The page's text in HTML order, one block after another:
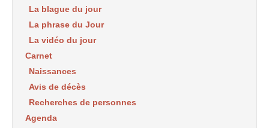
La blague du jour
La phrase du Jour
La vidéo du jour
Carnet
Naissances
Avis de décès
Recherches de personnes
Agenda